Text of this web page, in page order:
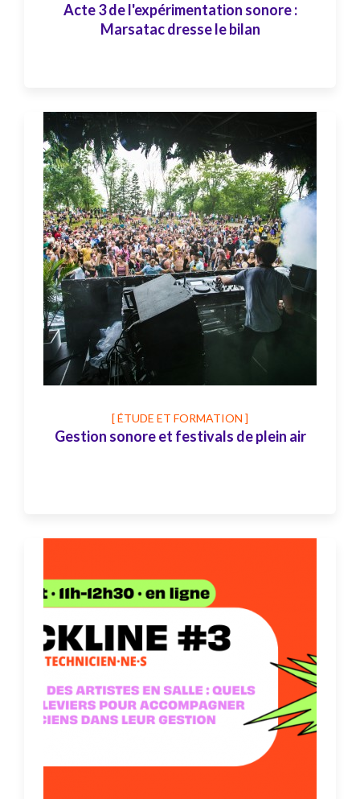
Acte 3 de l'expérimentation sonore :
Marsatac dresse le bilan
[ ÉTUDE ET FORMATION ]
Gestion sonore et festivals de plein air